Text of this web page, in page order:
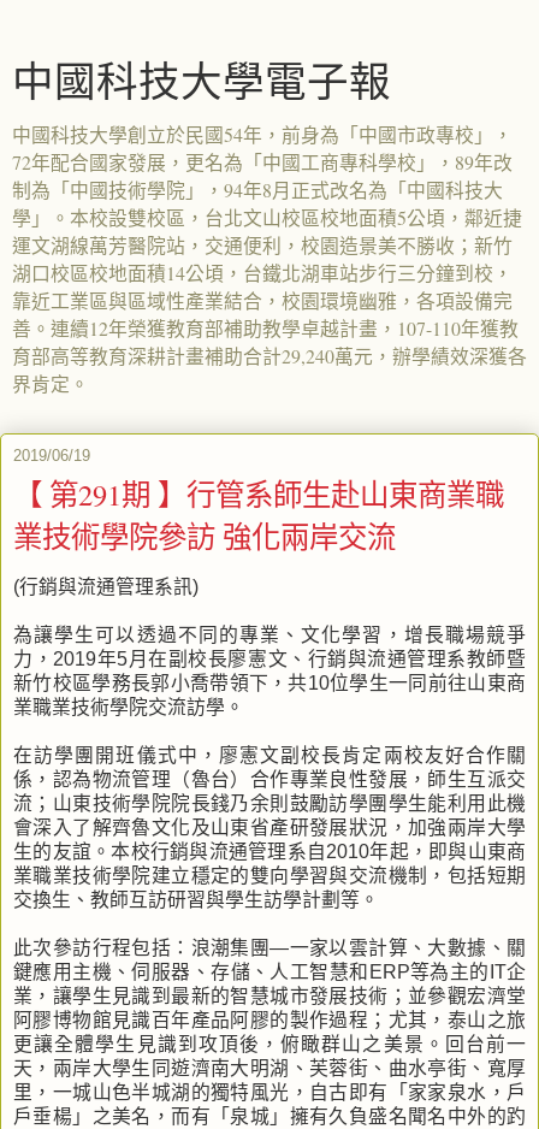
中國科技大學電子報
中國科技大學創立於民國54年，前身為「中國市政專校」，
72年配合國家發展，更名為「中國工商專科學校」，89年改
制為「中國技術學院」，94年8月正式改名為「中國科技大
學」。本校設雙校區，台北文山校區校地面積5公頃，鄰近捷
運文湖線萬芳醫院站，交通便利，校園造景美不勝收；新竹
湖口校區校地面積14公頃，台鐵北湖車站步行三分鐘到校，
靠近工業區與區域性產業結合，校園環境幽雅，各項設備完
善。連續12年榮獲教育部補助教學卓越計畫，107-110年獲教
育部高等教育深耕計畫補助合計29,240萬元，辦學績效深獲各
界肯定。
2019/06/19
【 第291期 】行管系師生赴山東商業職
業技術學院參訪 強化兩岸交流
(行銷與流通管理系訊)
為讓學生可以透過不同的專業、文化學習，增長職場競爭
力，2019年5月在副校長廖憲文、行銷與流通管理系教師暨
新竹校區學務長郭小喬帶領下，共10位學生一同前往山東商
業職業技術學院交流訪學。
在訪學團開班儀式中，廖憲文副校長肯定兩校友好合作關
係，認為物流管理（魯台）合作專業良性發展，師生互派交
流；山東技術學院院長錢乃余則鼓勵訪學團學生能利用此機
會深入了解齊魯文化及山東省產研發展狀況，加強兩岸大學
生的友誼。本校行銷與流通管理系自2010年起，即與山東商
業職業技術學院建立穩定的雙向學習與交流機制，包括短期
交換生、教師互訪研習與學生訪學計劃等。
此次參訪行程包括：浪潮集團—一家以雲計算、大數據、關
鍵應用主機、伺服器、存儲、人工智慧和ERP等為主的IT企
業，讓學生見識到最新的智慧城市發展技術；並參觀宏濟堂
阿膠博物館見識百年產品阿膠的製作過程；尤其，泰山之旅
更讓全體學生見識到攻頂後，俯瞰群山之美景。回台前一
天，兩岸大學生同遊濟南大明湖、芙蓉街、曲水亭街、寬厚
里，一城山色半城湖的獨特風光，自古即有「家家泉水，戶
戶垂楊」之美名，而有「泉城」擁有久負盛名聞名中外的趵